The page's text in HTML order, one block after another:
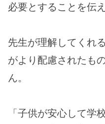
必要とすることを伝
先生が理解してくれ
がより配慮されたも
ん。
「子供が安心して学